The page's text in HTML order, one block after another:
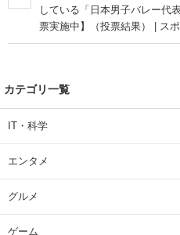
している「日本男子バレー代
票実施中】（投票結果） | ス
カテゴリ一覧
IT・科学
エンタメ
グルメ
ゲーム